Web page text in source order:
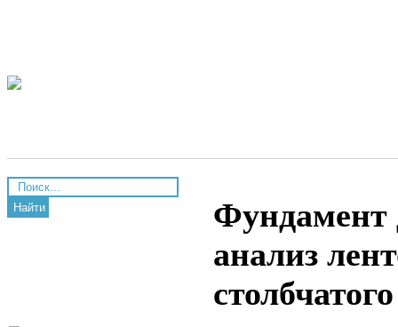
Найти
Фундамент
анализ